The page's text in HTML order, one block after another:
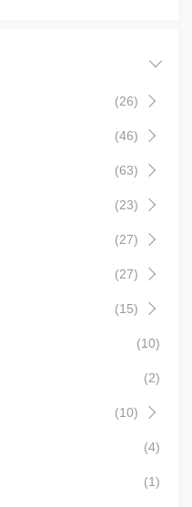
(26)
(46)
(63)
(23)
(27)
(27)
(15)
(10)
(2)
(10)
(4)
(1)